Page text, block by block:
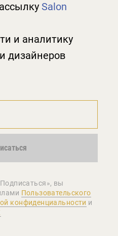
Salon
и аналитику
дизайнеров
вы
Пользовательского
конфиденциальности и